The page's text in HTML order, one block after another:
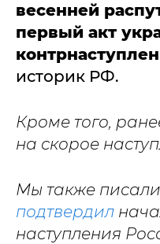
весенней
первый акт
историк РФ.
Кроме того,
на скорое
Мы также
подтвердил
наступления